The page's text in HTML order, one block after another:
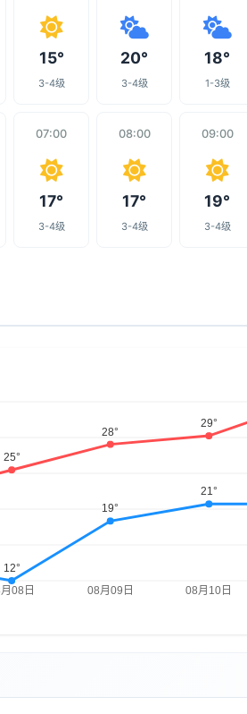
15°
3-4级
20°
3-4级
18°
1-3级
07:00
17°
3-4级
08:00
17°
3-4级
09:00
19°
3-4级